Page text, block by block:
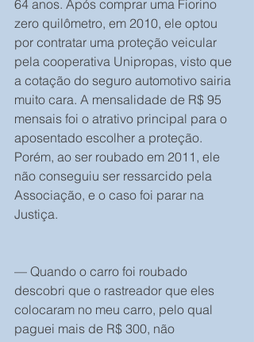
64 anos. Após comprar uma Fiorino
zero quilômetro, em 2010, ele optou
por contratar uma proteção veicular
pela cooperativa Unipropas, visto que
a cotação do seguro automotivo sairia
muito cara. A mensalidade de R$ 95
mensais foi o atrativo principal para o
aposentado escolher a proteção.
Porém, ao ser roubado em 2011, ele
não conseguiu ser ressarcido pela
Associação, e o caso foi parar na
Justiça.
— Quando o carro foi roubado
descobri que o rastreador que eles
colocaram no meu carro, pelo qual
paguei mais de R$ 300, não